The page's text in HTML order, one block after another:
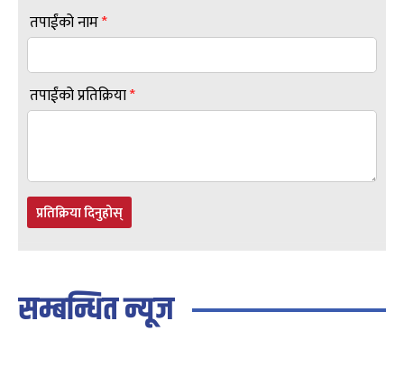
तपाईंको नाम*
तपाईंको प्रतिक्रिया*
प्रतिक्रिया दिनुहोस्
सम्बन्धित न्यूज